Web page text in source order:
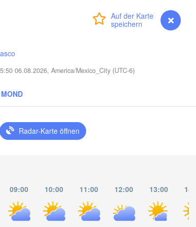
myVentusky Vorhersage
06.08.2026, America/Mexico_City (UTC-6)
Radar-Karte öffnen
09:00 10:00 11:00 12:00 13:00
Nassau
HAITI